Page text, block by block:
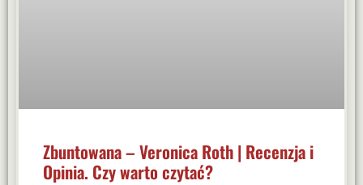
Zbuntowana – Veronica Roth | Recenzja i
Opinia. Czy warto czytać?